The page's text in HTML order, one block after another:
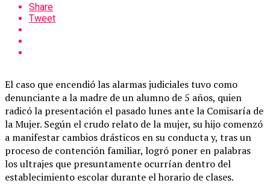
Share
Tweet
El caso que encendió las alarmas judiciales tuvo como
denunciante a la madre de un alumno de 5 años, quien
radicó la presentación el pasado lunes ante la Comisaría de
la Mujer. Según el crudo relato de la mujer, su hijo comenzó
a manifestar cambios drásticos en su conducta y, tras un
proceso de contención familiar, logró poner en palabras
los ultrajes que presuntamente ocurrían dentro del
establecimiento escolar durante el horario de clases.